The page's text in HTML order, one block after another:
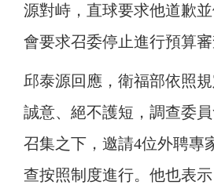
源對峙，直球要求他道歉
會要求召委停止進行預算審
邱泰源回應，衛福部依照
誠意、絕不護短，調查委
召集之下，邀請4位外聘專
查按照制度進行。他也表